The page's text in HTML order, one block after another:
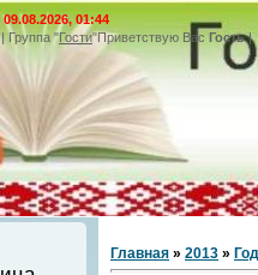
01:44
Группа"Гости"Приветствую Вас Гость|
Главная » 2013 »